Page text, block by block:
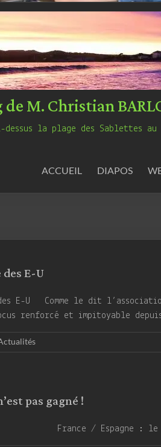
M. Christian
dessus la plage des Sablettes
ACCUEIL DIAPOS
E-U
E-U Comme le dit
renforcé et impitoyable
pas gagné !
match n’est pas